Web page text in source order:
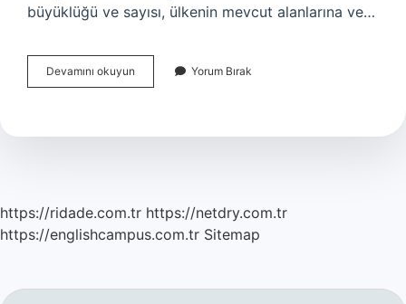
büyüklüğü ve sayısı, ülkenin mevcut alanlarına ve…
Devamını okuyun
Kat
Kaç
Yorum Bırak
https://ridade.com.tr https://netdry.com.tr
https://englishcampus.com.tr Sitemap